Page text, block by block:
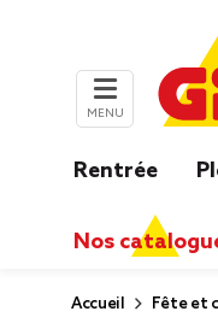
MENU
Rentrée
Nos
Accueil Fête et